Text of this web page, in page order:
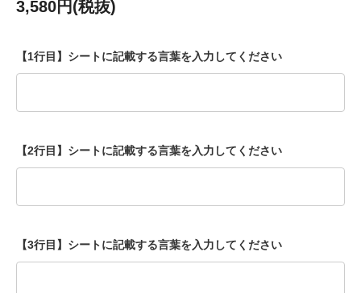
3,580円(税抜)
【1行目】シートに記載する言葉を入力してください
【2行目】シートに記載する言葉を入力してください
【3行目】シートに記載する言葉を入力してください